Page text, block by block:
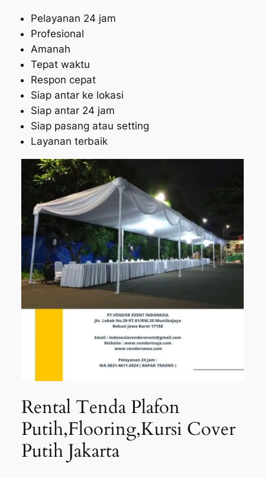
Pelayanan 24 jam
Profesional
Amanah
Tepat waktu
Respon cepat
Siap antar ke lokasi
Siap antar 24 jam
Siap pasang atau setting
Layanan terbaik
Rental Tenda Plafon
Putih,Flooring,Kursi Cover
Putih Jakarta